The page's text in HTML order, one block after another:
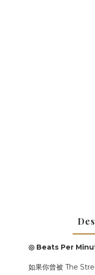
◎ Beats Per
如果你曾被 The